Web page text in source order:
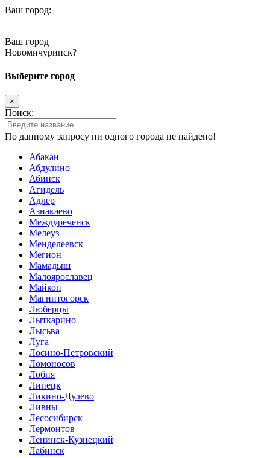
Ваш город:
Ваш город
Новомичуринск?
Выберите город
×
Поиск:
По данному запросу ни одного города не найдено!
Абакан
Абдулино
Абинск
Агидель
Адлер
Азнакаево
Междуреченск
Мелеуз
Менделеевск
Мегион
Мамадыш
Малоярославец
Майкоп
Магнитогорск
Люберцы
Лыткарино
Лысьва
Луга
Лосино-Петровский
Ломоносов
Лобня
Липецк
Ликино-Дулево
Ливны
Лесосибирск
Лермонтов
Ленинск-Кузнецкий
Лабинск